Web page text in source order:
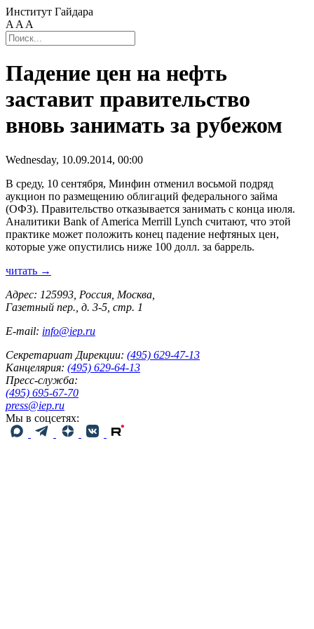
Институт Гайдара
A A A
Падение цен на нефть
заставит правительство
вновь занимать за рубежом
Wednesday, 10.09.2014, 00:00
В среду, 10 сентября, Минфин отменил восьмой подряд
аукцион по размещению облигаций федерального займа
(ОФЗ). Правительство отказывается занимать с конца июля.
Аналитики Bank of America Merrill Lynch считают, что этой
практике может положить конец падение нефтяных цен,
которые уже опустились ниже 100 долл. за баррель.
читать →
Адрес: 125993, Россия, Москва,
Газетный пер., д. 3-5, стр. 1
E-mail: info@iep.ru
Секретариат Дирекции: (495) 629-47-13
Канцелярия: (495) 629-64-13
Пресс-служба:
(495) 695-67-70
press@iep.ru
Мы в соцсетях: